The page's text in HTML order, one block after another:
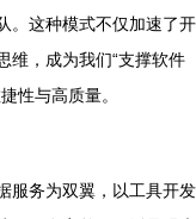
。这种模式不仅加速了开
维，成为我们“支撑软件
性与高质量。
服务为双翼，以工具开发